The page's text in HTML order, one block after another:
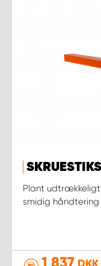
Plant udtrækkeligt
smidig
1 837